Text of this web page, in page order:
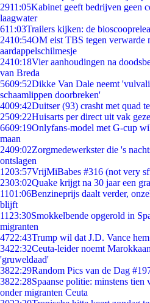
2911:05Kabinet geeft bedrijven geen
laagwater
611:03Trailers kijken: de
2410:54OM eist TBS tegen verwarde
aardappelschilmesje
2410:18Vier aanhoudingen na
van Breda
5609:52Dikke Van Dale neemt
schaamlippen doorbreken'
4009:42Duitser (93) crasht met quad
2509:22Huisarts per direct uit vak
6609:19Onlyfans-model met G-cup
maan
2409:02Zorgmedewerkster die 's
ontslagen
1203:57VrijMiBabes #316 (not very
2303:02Quake krijgt na 30 jaar een
1101:06Benzineprijs daalt verder,
blijft
11 23:30Smokkelbende opgerold in
migranten
4722:43Trump wil dat J.D. Vance
3422:32Ceuta-leider noemt
'gruweldaad'
3822:29Random Pics van de Dag
3822:28Spaanse politie: minstens tien
onder migranten Ceuta